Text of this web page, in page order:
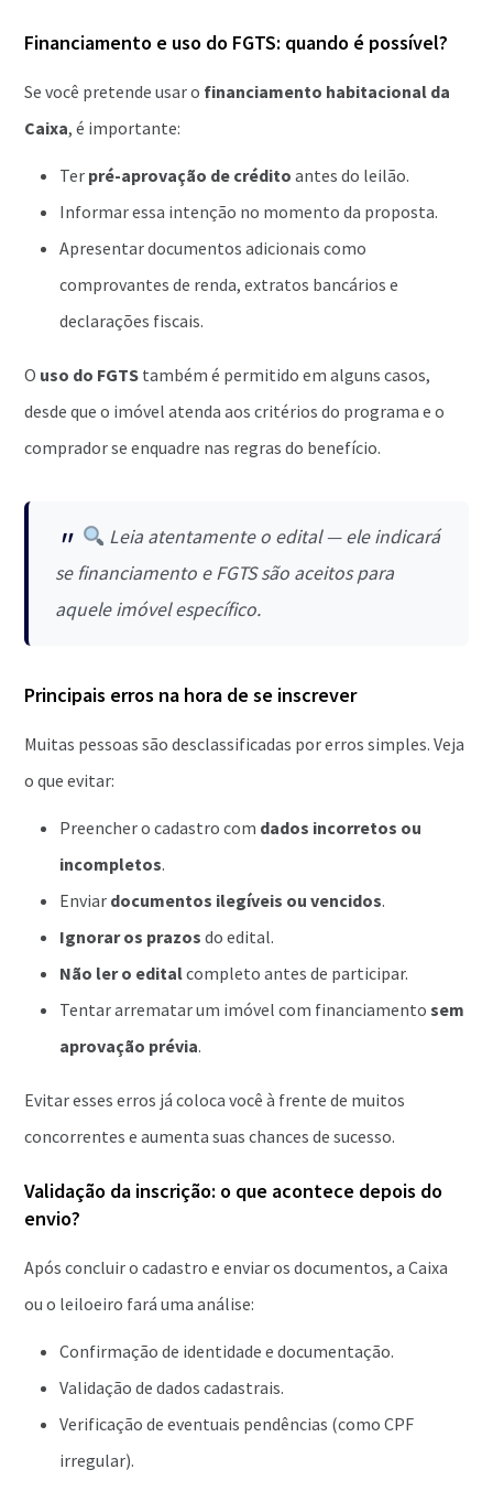
Financiamento e uso do FGTS: quando é possível?
Se você pretende usar o financiamento habitacional da
Caixa, é importante:
Ter pré-aprovação de crédito antes do leilão.
Informar essa intenção no momento da proposta.
Apresentar documentos adicionais como
comprovantes de renda, extratos bancários e
declarações fiscais.
O uso do FGTS também é permitido em alguns casos,
desde que o imóvel atenda aos critérios do programa e o
comprador se enquadre nas regras do benefício.
Leia atentamente o edital — ele indicará
se financiamento e FGTS são aceitos para
aquele imóvel específico.
Principais erros na hora de se inscrever
Muitas pessoas são desclassificadas por erros simples. Veja
o que evitar:
Preencher o cadastro com dados incorretos ou
incompletos.
Enviar documentos ilegíveis ou vencidos.
Ignorar os prazos do edital.
Não ler o editalcompleto antes de participar.
Tentar arrematar um imóvel com financiamento sem
aprovação prévia.
Evitar esses erros já coloca você à frente de muitos
concorrentes e aumenta suas chances de sucesso.
Validação da inscrição: o que acontece depois do
envio?
Após concluir o cadastro e enviar os documentos, a Caixa
ou o leiloeiro fará uma análise:
Confirmação de identidade e documentação.
Validação de dados cadastrais.
Verificação de eventuais pendências (como CPF
irregular).